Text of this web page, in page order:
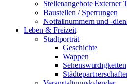
Stellenangebote Externer
Baustellen / Sperrungen
Notfallnummern und -
Leben & Freizeit
Stadtporträt
Geschichte
Wappen
Sehenswürdigkeiten